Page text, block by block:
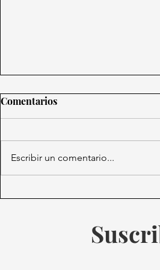
Comentarios
Escribir un comentario...